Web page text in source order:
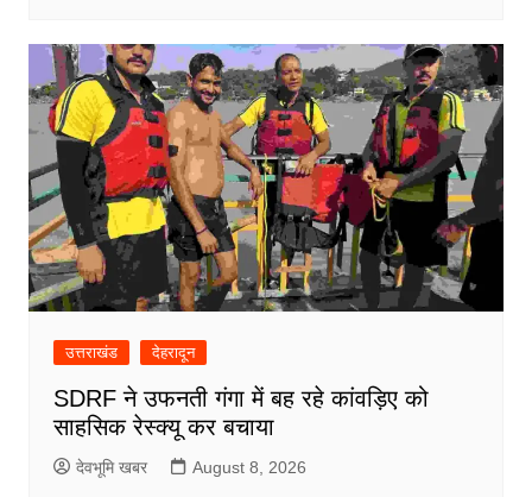
उत्तराखंड देहरादून
SDRF ने उफनती गंगा में बह रहे कांवड़िए को
साहसिक रेस्क्यू कर बचाया
देवभूमि खबर August 8, 2026